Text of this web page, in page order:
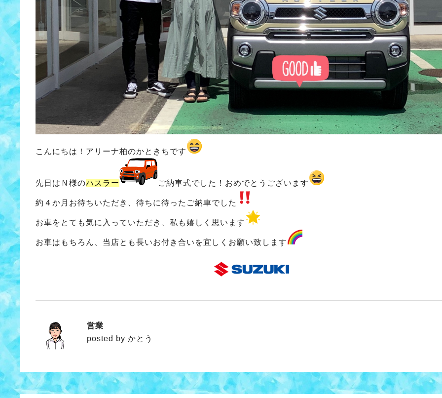
こんにちは！アリーナ柏のかときちです
先日はＮ様のハスラー ご納車式でした！おめでとうございます
約４か月お待ちいただき、待ちに待ったご納車でした
お車をとても気に入っていただき、私も嬉しく思います
お車はもちろん、当店とも長いお付き合いを宜しくお願い致します
かとう
営業
posted by かとう